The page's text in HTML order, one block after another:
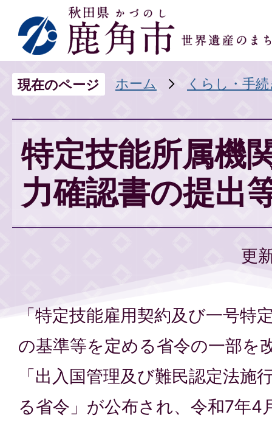
現在のページ ホーム くらし・手
特定技能所属機
力確認書の提出
更
「特定技能雇用契約及び一号特
の基準等を定める省令の一部を
「出入国管理及び難民認定法施
る省令」が公布され、令和7年4